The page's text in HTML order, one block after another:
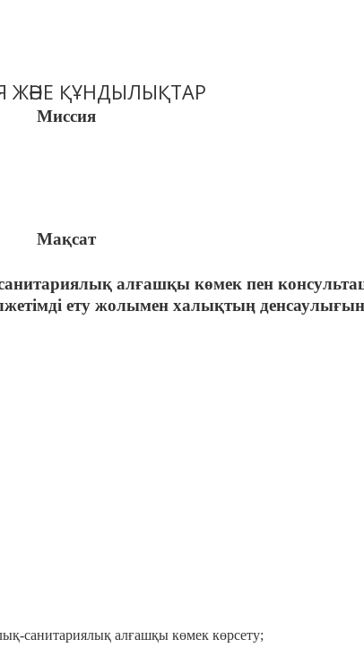
ЖӘНЕ ҚҰНДЫЛЫҚТАР
Миссия
Мақсат
алғашқы көмек пен
ету жолымен халықтың
санитариялық алғашқы көмек көрсету;